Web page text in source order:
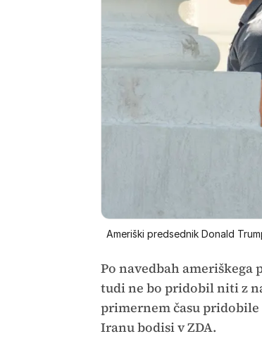
Ameriški predsednik Donald
Po navedbah ameriškega
tudi ne bo pridobil niti z
primernem času
Iranu bodisi v ZDA.